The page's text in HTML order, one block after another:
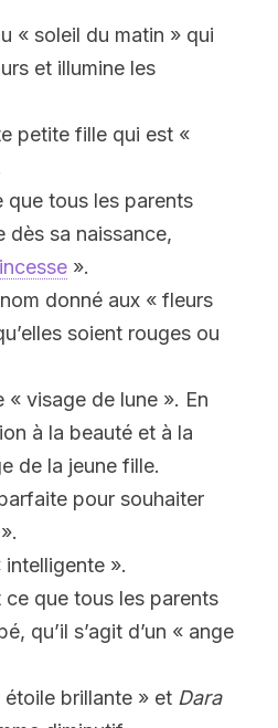
« soleil du matin » qui
et illumine les
petite fille qui est «
que tous les parents
dès sa naissance,
».
nom donné aux « fleurs
soient rouges ou
« visage de lune ». En
à la beauté et à la
de la jeune fille.
pour souhaiter
».
ce que tous les parents
qu’il s’agit d’un « ange
étoile brillante » et Dara